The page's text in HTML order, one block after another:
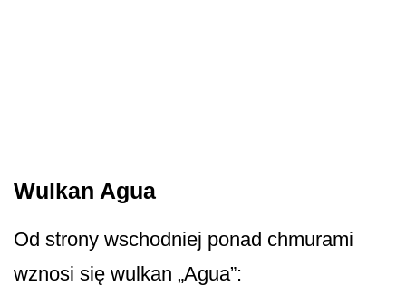
Wulkan Agua
Od strony wschodniej ponad chmurami
wznosi się wulkan „Agua”: